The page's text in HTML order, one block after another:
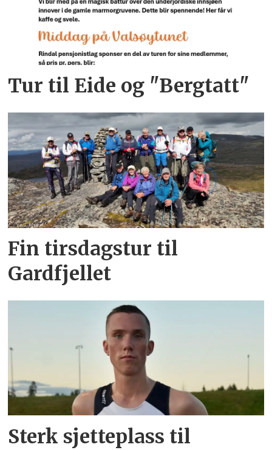
Tur til Eide og "Bergtatt"
Fin tirsdagstur til
Gardfjellet
Sterk sjetteplass til